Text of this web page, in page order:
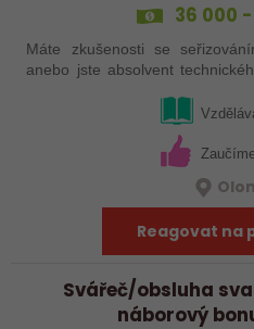
36 000
Máte zkušenosti se
anebo jste absolvent
řešení a práce přímo ve…
Reagovat na
Svářeč/obsluha
náborový